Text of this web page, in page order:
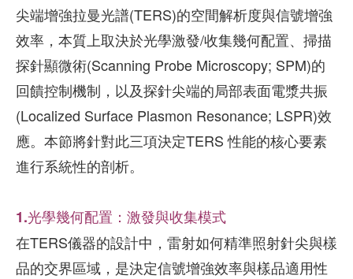
尖端增強拉曼光譜(TERS)的空間解析度與信號增強
效率，本質上取決於光學激發/收集幾何配置、掃描
探針顯微術(Scanning Probe Microscopy; SPM)的
回饋控制機制，以及探針尖端的局部表面電漿共振
(Localized Surface Plasmon Resonance; LSPR)效
應。本節將針對此三項決定TERS 性能的核心要素
進行系統性的剖析。
1.光學幾何配置：激發與收集模式
在TERS儀器的設計中，雷射如何精準照射針尖與樣
品的交界區域，是決定信號增強效率與樣品適用性